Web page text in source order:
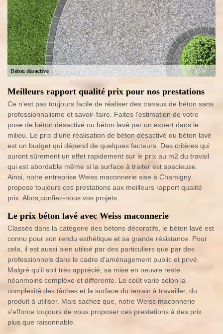
Meilleurs rapport qualité prix pour nos prestations
Ce n'est pas toujours facile de réaliser des travaux de béton sans
professionnalisme et savoir-faire. Faites l'estimation de votre
pose de béton désactivé ou béton lavé par un expert dans le
milieu. Le prix d'une réalisation de béton désactivé ou béton lavé
est un budget qui dépend de quelques facteurs. Des critères qui
auront sûrement un effet rapidement sur le prix au m2 du travail
qui est abordable même si la surface à traiter est spacieuse.
Ainsi, notre entreprise Weiss maconnerie sise à Chamigny
propose toujours ces prestations aux meilleurs rapport qualité
prix. Alors,confiez-nous vos projets.
Le prix béton lavé avec Weiss maconnerie
Classés dans la catégorie des bétons décoratifs, le béton lavé est
connu pour son rendu esthétique et sa grande résistance. Pour
cela, il est aussi bien utilisé par des particuliers que par des
professionnels dans le cadre d'aménagement public et privé.
Malgré qu'il soit très apprécié, sa mise en oeuvre reste
néanmoins complèxe et différente. Le coût varie selon la
complexité des tâches et la surface du terrain à travailler, du
produit à utiliser. Mais sachez que, notre Weiss maconnerie
s'efforce toujours de vous proposer ces prestations à des prix
plus que raisonnable.